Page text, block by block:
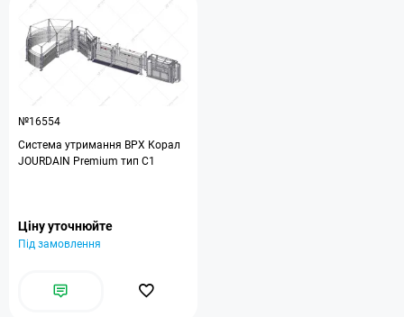
№16554
Система утримання ВРХ Корал
JOURDAIN Premium тип C1
Ціну уточнюйте
Під замовлення